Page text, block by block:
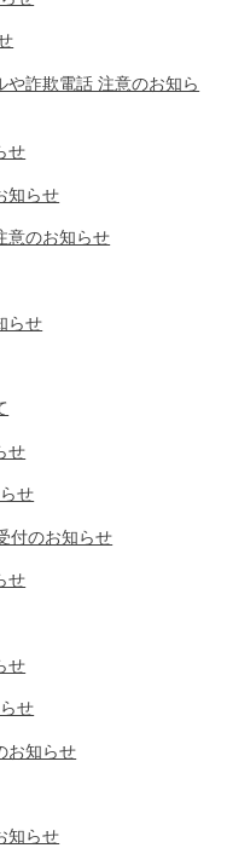
詐欺電話 注意のお知ら
せ
知らせ
意のお知らせ
らせ
せ
せ
付のお知らせ
せ
せ
せ
お知らせ
知らせ